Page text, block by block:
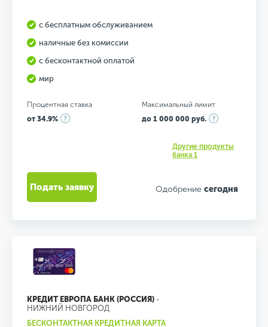
с бесплатным обслуживанием
наличные без комиссии
с бесконтактной оплатой
мир
Процентная ставка
от 34.9%
Максимальный лимит
до 1 000 000 руб.
Другие продукты
банка 1
Одобрение сегодня
Подать заявку
КРЕДИТ ЕВРОПА БАНК (РОССИЯ) -
НИЖНИЙ НОВГОРОД
БЕСКОНТАКТНАЯ КРЕДИТНАЯ КАРТА